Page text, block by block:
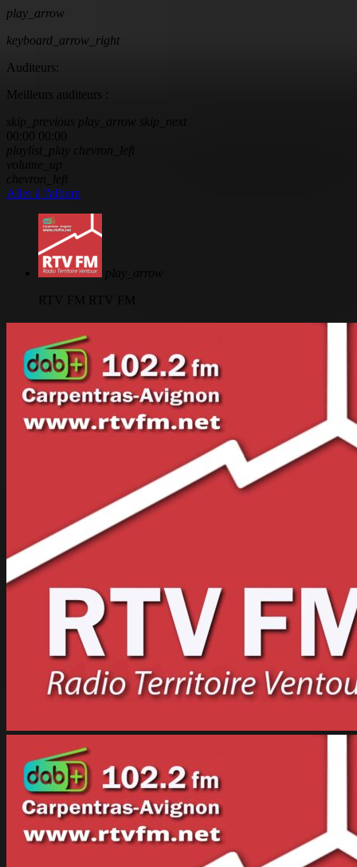
play_arrow
keyboard_arrow_right
Auditeurs:
Meilleurs auditeurs :
skip_previous play_arrow skip_next
00:00 00:00
Aller à l'album